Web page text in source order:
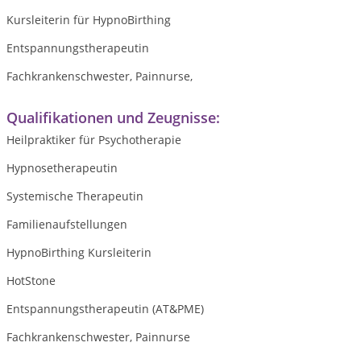
Kursleiterin für HypnoBirthing
Entspannungstherapeutin
Fachkrankenschwester, Painnurse,
Qualifikationen und Zeugnisse:
Heilpraktiker für Psychotherapie
Hypnosetherapeutin
Systemische Therapeutin
Familienaufstellungen
HypnoBirthing Kursleiterin
HotStone
Entspannungstherapeutin (AT&PME)
Fachkrankenschwester, Painnurse